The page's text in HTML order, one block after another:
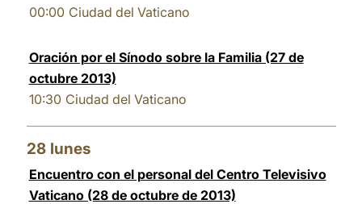
00:00 Ciudad del Vaticano
Oración por el Sínodo sobre la Familia (27 de
octubre 2013)
10:30 Ciudad del Vaticano
28 lunes
Encuentro con el personal del Centro Televisivo
Vaticano (28 de octubre de 2013)